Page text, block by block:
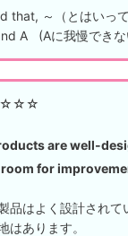
that, ～（とはいって
A (Aに我慢できな
are well-
for
品はよく設計されて
はあります。